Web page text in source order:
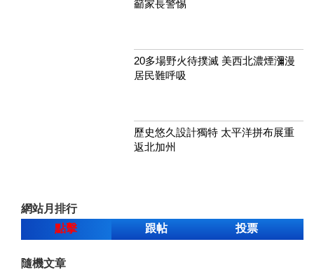
籲家長警惕
20多場野火待撲滅 美西北濃煙瀰漫
居民難呼吸
歷史悠久設計獨特 太平洋拼布展重
返北加州
網站月排行
點擊
跟帖 投票
隨機文章